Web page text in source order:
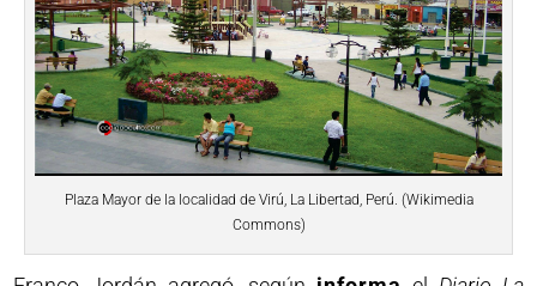
Plaza Mayor de la localidad de Virú, La Libertad, Perú. (Wikimedia
Commons)